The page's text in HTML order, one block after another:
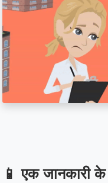
📱 एक जानकारी